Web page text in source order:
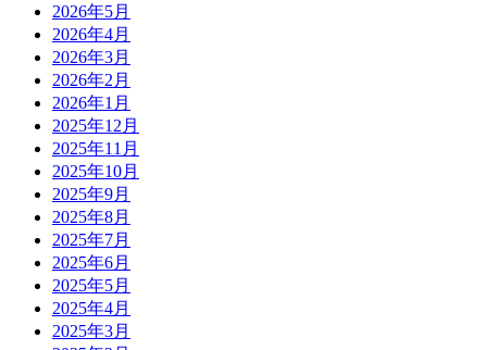
2026年5月
2026年4月
2026年3月
2026年2月
2026年1月
2025年12月
2025年11月
2025年10月
2025年9月
2025年8月
2025年7月
2025年6月
2025年5月
2025年4月
2025年3月